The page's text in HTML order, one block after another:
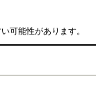
可能性があります。